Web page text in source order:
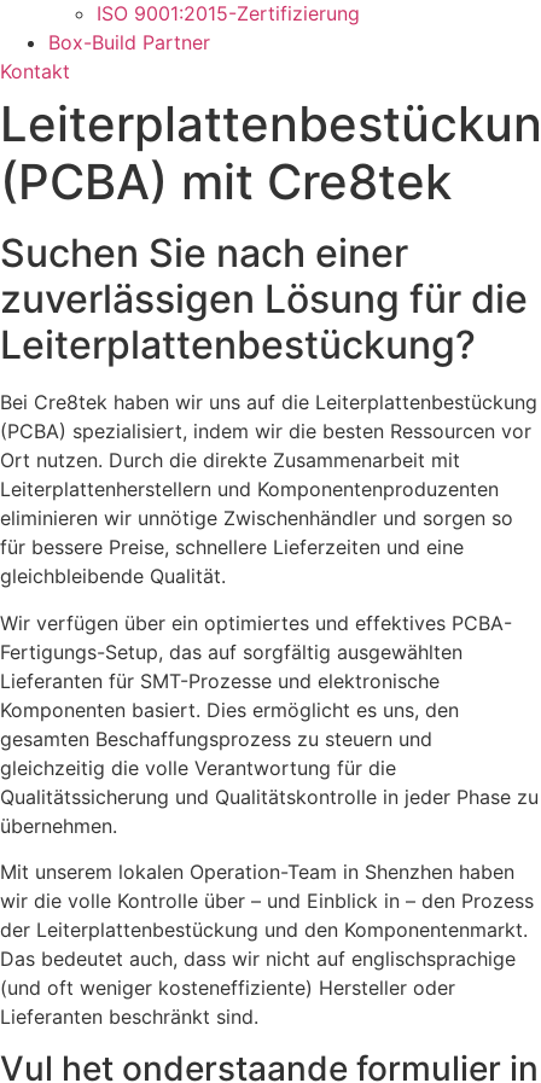
ISO 9001:2015-Zertifizierung
Box-Build Partner
Kontakt
(PCBA) mit Cre8tek
Suchen Sie nach einer
zuverlässigen Lösung für die
Leiterplattenbestückung?
Bei Cre8tek haben wir uns auf die Leiterplattenbestückung
(PCBA) spezialisiert, indem wir die besten Ressourcen vor
Ort nutzen. Durch die direkte Zusammenarbeit mit
Leiterplattenherstellern und Komponentenproduzenten
eliminieren wir unnötige Zwischenhändler und sorgen so
für bessere Preise, schnellere Lieferzeiten und eine
gleichbleibende Qualität.
Wir verfügen über ein optimiertes und effektives PCBA-
Fertigungs-Setup, das auf sorgfältig ausgewählten
Lieferanten für SMT-Prozesse und elektronische
Komponenten basiert. Dies ermöglicht es uns, den
gesamten Beschaffungsprozess zu steuern und
gleichzeitig die volle Verantwortung für die
Qualitätssicherung und Qualitätskontrolle in jeder Phase zu
übernehmen.
Mit unserem lokalen Operation-Team in Shenzhen haben
wir die volle Kontrolle über – und Einblick in – den Prozess
der Leiterplattenbestückung und den Komponentenmarkt.
Das bedeutet auch, dass wir nicht auf englischsprachige
(und oft weniger kosteneffiziente) Hersteller oder
Lieferanten beschränkt sind.
Vul het onderstaande formulier in